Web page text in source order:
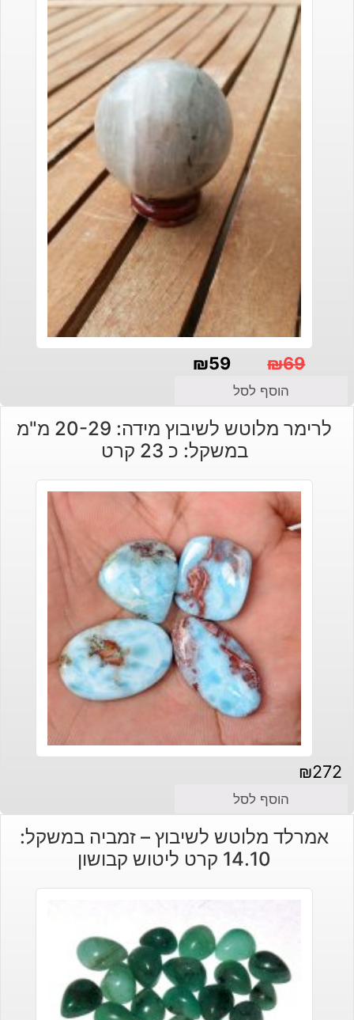
₪69
המקורי
היה:
₪59
הנוכחי
הוא:
הוסף לסל
לרימר מלוטש לשיבוץ מידה: 20-29 מ"מ
במשקל: כ 23 קרט
₪272
הוסף לסל
אמרלד מלוטש לשיבוץ – זמביה במשקל:
14.10 קרט ליטוש קבושון